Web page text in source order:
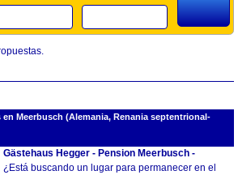
Meerbusch (Alemania, Renania septentrional-
Gästehaus Hegger - Pension Meerbusch -
¿Está buscando un lugar para permanecer en el